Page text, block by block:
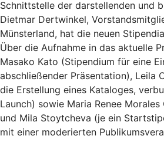
Schnittstelle der darstellenden und
Dietmar Dertwinkel,
Münsterland, hat die neuen
Über die Aufnahme in das aktuelle
Masako Kato (Stipendium für eine
abschließender Präsentation), Leila
die Erstellung eines Kataloges,
Launch) sowie Maria Renee
und Mila Stoytcheva (je ein
mit einer moderierten